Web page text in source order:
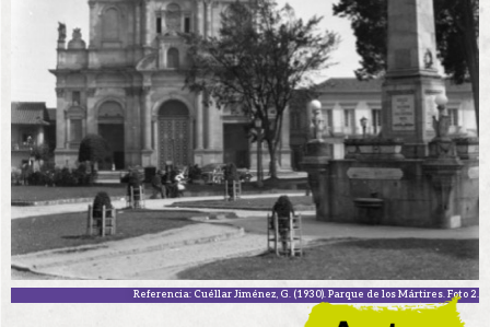
Referencia: Cuéllar Jiménez, G. (1930). Parque de los Mártires. Foto 2.